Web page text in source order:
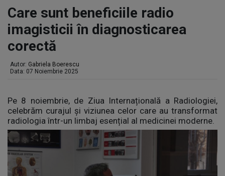
Care sunt beneficiile radio
imagisticii în diagnosticarea
corectă
Autor: Gabriela Boerescu
Data: 07 Noiembrie 2025
Pe 8 noiembrie, de Ziua Internațională a Radiologiei,
celebrăm curajul și viziunea celor care au transformat
radiologia într-un limbaj esențial al medicinei moderne.